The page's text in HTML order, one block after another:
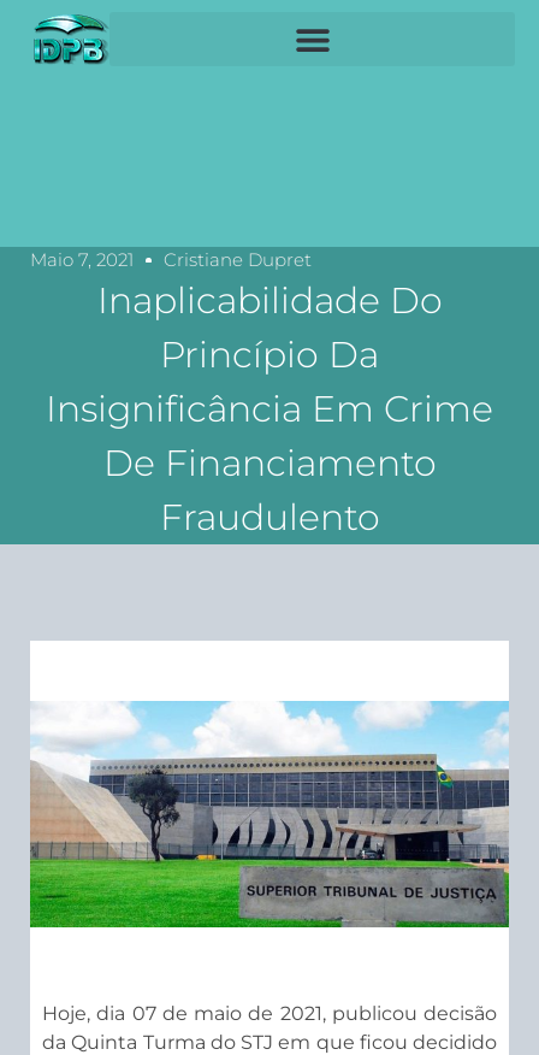
Maio 7, 2021 Cristiane Dupret
Inaplicabilidade Do
Princípio Da
Insignificância Em Crime
De Financiamento
Fraudulento
Hoje, dia 07 de maio de 2021, publicou decisão
da Quinta Turma do STJ em que ficou decidido